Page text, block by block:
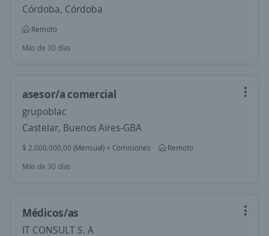
Córdoba, Córdoba
Remoto
Más de 30 días
asesor/a comercial
grupoblac
Castelar, Buenos Aires-GBA
$ 2.000.000,00 (Mensual) + Comisiones
Remoto
Más de 30 días
Médicos/as
IT CONSULT S. A